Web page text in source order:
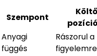
Szempont
Költő
Anyagi
függés
Rászorul a
figyelemre